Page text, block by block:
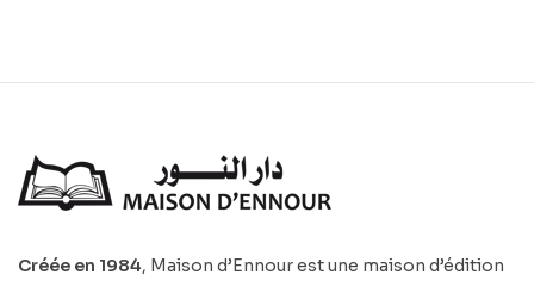
Créée en 1984, Maison d’Ennour est une maison d’édition